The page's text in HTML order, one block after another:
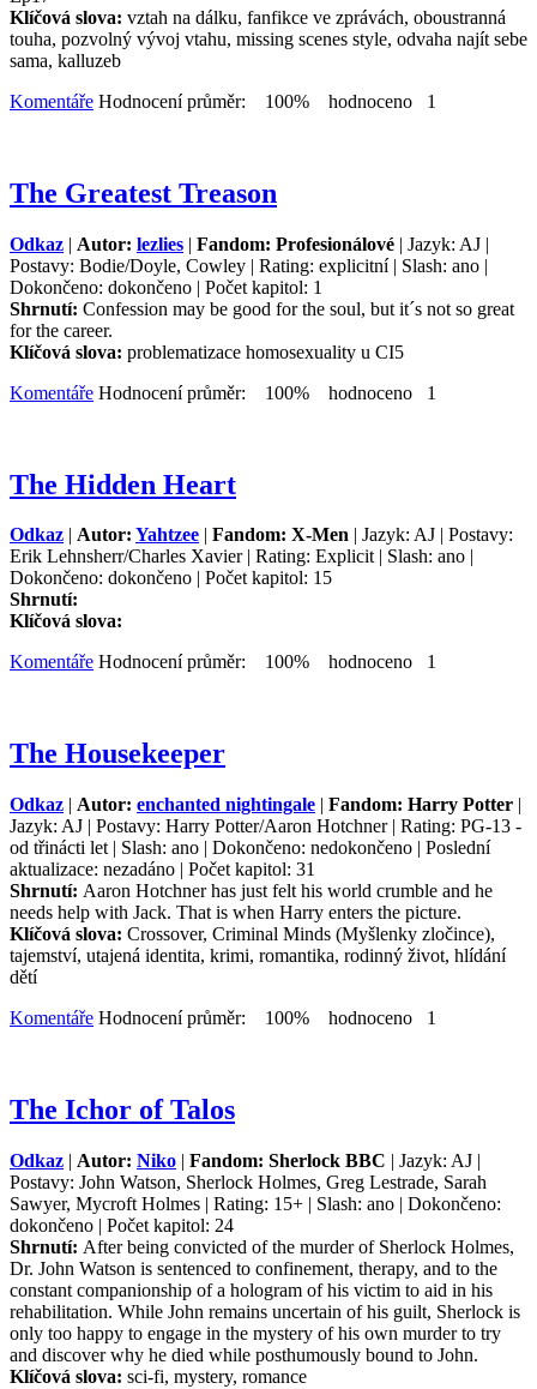
Klíčová slova: vztah na dálku, fanfikce ve zprávách, oboustranná
touha, pozvolný vývoj vtahu, missing scenes style, odvaha najít sebe
sama, kalluzeb
Komentáře Hodnocení průměr: 100% hodnoceno 1
The Greatest Treason
Odkaz | Autor: lezlies | Fandom: Profesionálové | Jazyk: AJ |
Postavy: Bodie/Doyle, Cowley | Rating: explicitní | Slash: ano |
Dokončeno: dokončeno | Počet kapitol: 1
Shrnutí: Confession may be good for the soul, but it´s not so great
for the career.
Klíčová slova: problematizace homosexuality u CI5
Komentáře Hodnocení průměr: 100% hodnoceno 1
The Hidden Heart
Odkaz | Autor: Yahtzee | Fandom: X-Men | Jazyk: AJ | Postavy:
Erik Lehnsherr/Charles Xavier | Rating: Explicit | Slash: ano |
Dokončeno: dokončeno | Počet kapitol: 15
Shrnutí:
Klíčová slova:
Komentáře Hodnocení průměr: 100% hodnoceno 1
The Housekeeper
Odkaz | Autor: enchanted nightingale | Fandom: Harry Potter |
Jazyk: AJ | Postavy: Harry Potter/Aaron Hotchner | Rating: PG-13 -
od třinácti let | Slash: ano | Dokončeno: nedokončeno | Poslední
aktualizace: nezadáno | Počet kapitol: 31
Shrnutí: Aaron Hotchner has just felt his world crumble and he
needs help with Jack. That is when Harry enters the picture.
Klíčová slova: Crossover, Criminal Minds (Myšlenky zločince),
tajemství, utajená identita, krimi, romantika, rodinný život, hlídání
dětí
Komentáře Hodnocení průměr: 100% hodnoceno 1
The Ichor of Talos
Odkaz | Autor: Niko | Fandom: Sherlock BBC | Jazyk: AJ |
Postavy: John Watson, Sherlock Holmes, Greg Lestrade, Sarah
Sawyer, Mycroft Holmes | Rating: 15+ | Slash: ano | Dokončeno:
dokončeno | Počet kapitol: 24
Shrnutí: After being convicted of the murder of Sherlock Holmes,
Dr. John Watson is sentenced to confinement, therapy, and to the
constant companionship of a hologram of his victim to aid in his
rehabilitation. While John remains uncertain of his guilt, Sherlock is
only too happy to engage in the mystery of his own murder to try
and discover why he died while posthumously bound to John.
Klíčová slova: sci-fi, mystery, romance